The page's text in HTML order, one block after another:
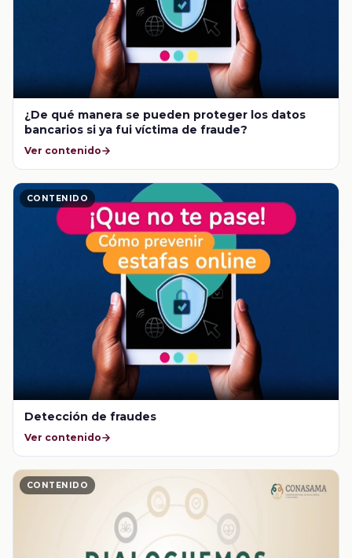
¿De qué manera se pueden proteger los datos
bancarios si ya fui víctima de fraude?
Ver contenido
CONTENIDO
Detección de fraudes
Ver contenido
CONTENIDO